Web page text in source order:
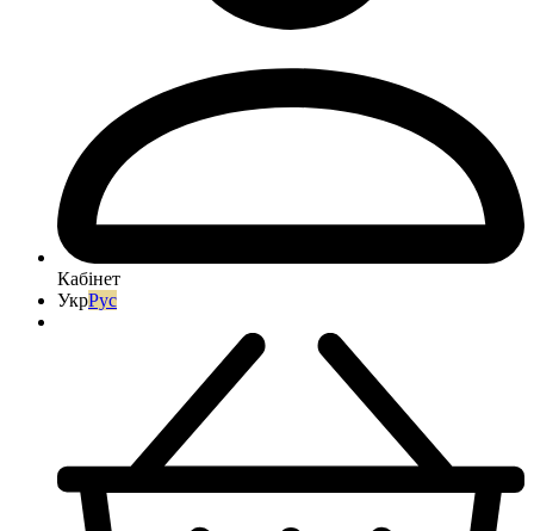
Кабінет
УкрРус